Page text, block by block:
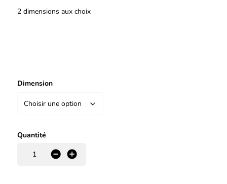
2 dimensions aux choix
Dimension
Quantité
+
-